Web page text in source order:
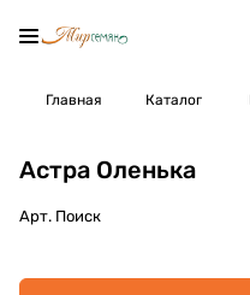
Главная Каталог
Астра Оленька
Арт. Поиск